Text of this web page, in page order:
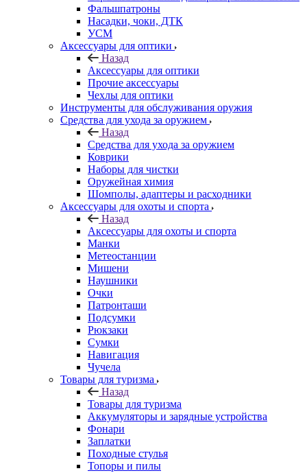
Фальшпатроны
Насадки, чоки, ДТК
УСМ
Аксессуары для оптики
Назад
Аксессуары для оптики
Прочие аксессуары
Чехлы для оптики
Инструменты для обслуживания оружия
Средства для ухода за оружием
Назад
Средства для ухода за оружием
Коврики
Наборы для чистки
Оружейная химия
Шомполы, адаптеры и расходники
Аксессуары для охоты и спорта
Назад
Аксессуары для охоты и спорта
Манки
Метеостанции
Мишени
Наушники
Очки
Патронташи
Подсумки
Рюкзаки
Сумки
Навигация
Чучела
Товары для туризма
Назад
Товары для туризма
Аккумуляторы и зарядные устройства
Фонари
Заплатки
Походные стулья
Топоры и пилы